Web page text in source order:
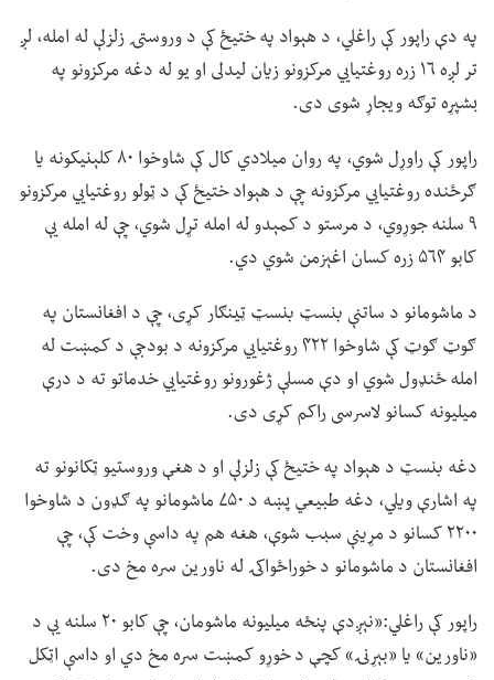
په دې راپور کې راغلي، د هېواد په ختیځ کې د وروستۍ زلزلې له امله، لږ
تر لږه ۱۶ زره روغتیايي مرکزونو زیان لیدلی او یو له دغه مرکزونو په
بشپړه توګه ویجاړ شوی دی.
راپور کې راوړل شوي، په روان میلادي کال کې شاوخوا ۸۰ کلېنیکونه یا
ګرځنده روغتیايي مرکزونه چې د هېواد ختیځ کې د ټولو روغتیايي مرکزونو
۹ سلنه جوړوي، د مرستو د کمېدو له امله تړل شوي، چې له امله یې
کابو ۵۶۴ زره کسان اغېزمن شوي دي.
د ماشومانو د ساتنې بنسټ بنسټ ټينګار کړی، چې د افغانستان په
ګوټ ګوټ کې شاوخوا ۴۲۲ روغتیايي مرکزونه د بودجې د کمښت له
امله ځنډول شوي او دې مسلې ژغورونو روغتیايي خدماتو ته د درې
میلیونه کسانو لاسرسی راکم کړی دی.
دغه بنسټ د هېواد په ختیځ کې زلزلې او د هغې وروستیو ټکانونو ته
په اشارې ویلي، دغه طبیعي پښه د ۷۵۰ ماشومانو په ګډون د شاوخوا
۲۲۰۰ کسانو د مړینې سبب شوې، هغه هم په داسې وخت کې، چې
افغانستان د ماشومانو د خوراځواکۍ له ناورین سره مخ دی.
راپور کې راغلي:«نېږدې پنځه میلیونه ماشومان، چې کابو ۲۰ سلنه یې د
«ناورین» یا «بېړنۍ» کچې د خوړو کمښت سره مخ دي او داسې اټکل